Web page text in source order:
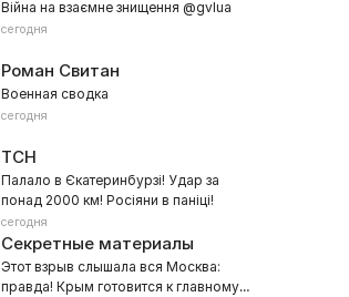
Війна на взаємне знищення @gvlua
сегодня
Роман Свитан
Военная сводка
сегодня
ТСН
Палало в Єкатеринбурзі! Удар за
понад 2000 км! Росіяни в паніці!
сегодня
Секретные материалы
Этот взрыв слышала вся Москва:
правда! Крым готовится к главному!